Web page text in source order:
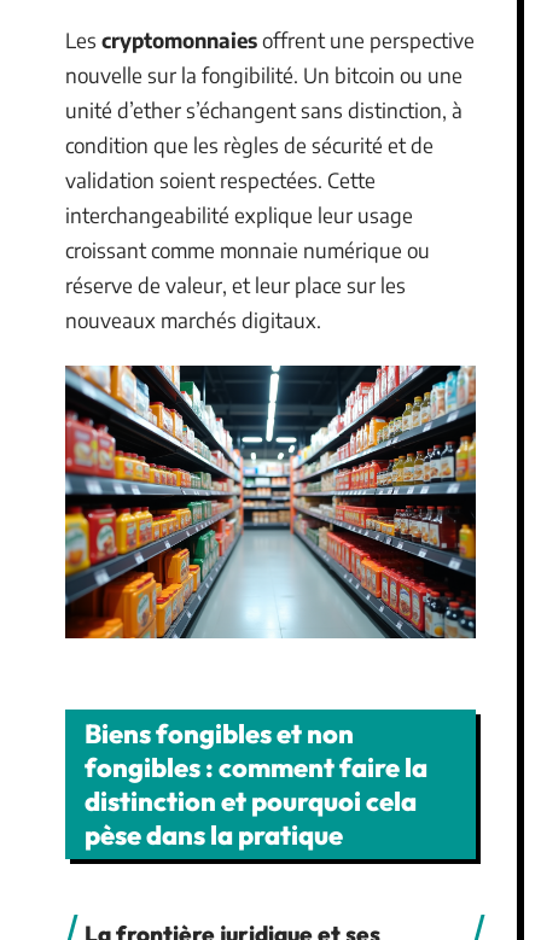
Les cryptomonnaiesoffrent une perspective
nouvelle sur la fongibilité. Un bitcoin ou une
unité d’ether s’échangent sans distinction, à
condition que les règles de sécurité et de
validation soient respectées. Cette
interchangeabilité explique leur usage
croissant comme monnaie numérique ou
réserve de valeur, et leur place sur les
nouveaux marchés digitaux.
Biens fongibles et non
fongibles : comment faire la
distinction et pourquoi cela
pèse dans la pratique
La frontière juridique et ses